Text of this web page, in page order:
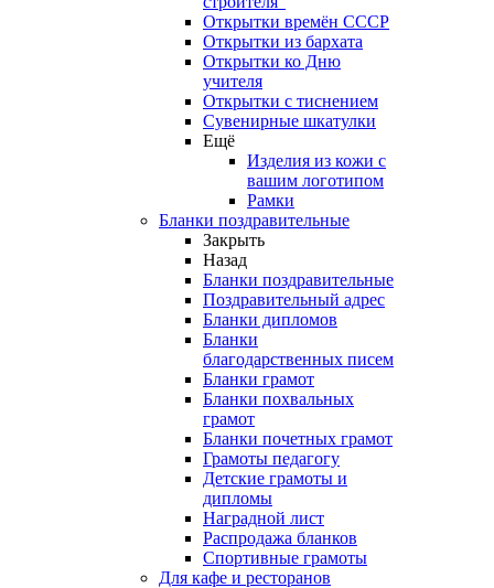
Открытки времён СССР
Открытки из бархата
Открытки ко Дню
учителя
Открытки с тиснением
Сувенирные шкатулки
Ещё
Изделия из кожи с
вашим логотипом
Рамки
Бланки поздравительные
Закрыть
Назад
Бланки поздравительные
Поздравительный адрес
Бланки дипломов
Бланки
благодарственных писем
Бланки грамот
Бланки похвальных
грамот
Бланки почетных грамот
Грамоты педагогу
Детские грамоты и
дипломы
Наградной лист
Распродажа бланков
Спортивные грамоты
Для кафе и ресторанов